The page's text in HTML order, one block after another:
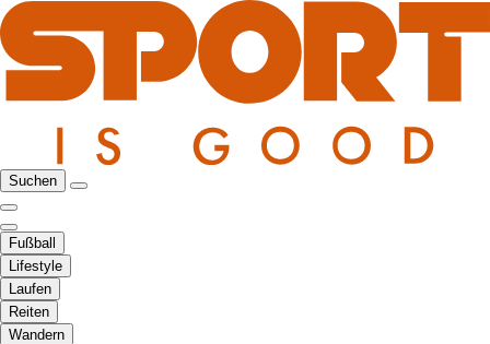
Suchen
Fußball
Lifestyle
Laufen
Reiten
Wandern